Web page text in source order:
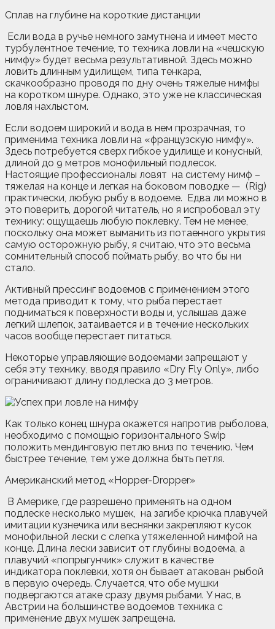
Сплав на глубине на короткие дистанции
Если вода в ручье немного замутнена и имеет место
турбулентное течение, то техника ловли на «чешскую
нимфу» будет весьма результативной. Здесь можно
ловить длинным удилищем, типа тенкара,
скачкообразно проводя по дну очень тяжелые нимфы
на коротком шнуре. Однако, это уже не классическая
ловля нахлыстом.
Если водоем широкий и вода в нем прозрачная, то
применима техника ловли на «французскую нимфу».
Здесь потребуется сверх гибкое удилище и конусный,
длиной до 9 метров монофильный подлесок.
Настоящие профессионалы ловят на систему нимф –
тяжелая на конце и легкая на боковом поводке — (Rig)
практически, любую рыбу в водоеме. Едва ли можно в
это поверить, дорогой читатель, но я испробовал эту
технику: ощущаешь любую поклевку. Тем не менее,
поскольку она может выманить из потаенного укрытия
самую осторожную рыбу, я считаю, что это весьма
сомнительный способ поймать рыбу, во что бы ни
стало.
Активный прессинг водоемов с применением этого
метода приводит к тому, что рыба перестает
подниматься к поверхности воды и, услышав даже
легкий шлепок, затаивается и в течение нескольких
часов вообще перестает питаться.
Некоторые управляющие водоемами запрещают у
себя эту технику, вводя правило «Dry Fly Only», либо
ограничивают длину подлеска до 3 метров.
Как только конец шнура окажется напротив рыболова,
необходимо с помощью горизонтального Swip
положить мендинговую петлю вниз по течению. Чем
быстрее течение, тем уже должна быть петля.
Американский метод «Hopper-Dropper»
В Америке, где разрешено применять на одном
подлеске несколько мушек, на загибе крючка плавучей
имитации кузнечика или веснянки закрепляют кусок
монофильной лески с слегка утяжеленной нимфой на
конце. Длина лески зависит от глубины водоема, а
плавучий «попрыгунчик» служит в качестве
индикатора поклевки, хотя он бывает атакован рыбой
в первую очередь. Случается, что обе мушки
подвергаются атаке сразу двумя рыбами. У нас, в
Австрии на большинстве водоемов техника с
применение двух мушек запрещена.